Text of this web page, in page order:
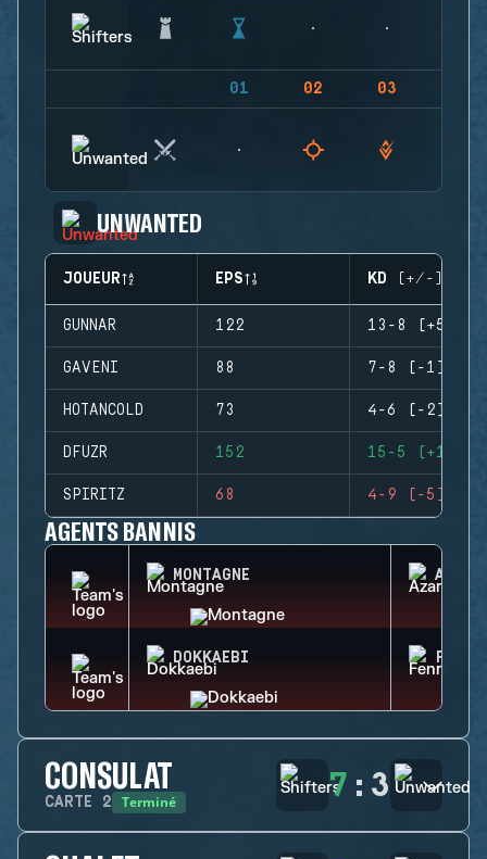
01 02 03
UNWANTED
JOUEUR EPS KD (+/-)
GUNNAR 122 13-8 (+5)
GAVENI 88 7-8 (-1)
HOTANCOLD 73 4-6 (-2)
DFUZR 152 15-5 (+10)
SPIRITZ 68 4-9 (-5)
AGENTS BANNIS
MONTAGNE AZAMI
DOKKAEBI
CONSULAT
CARTE 2 Terminé 7 : 3